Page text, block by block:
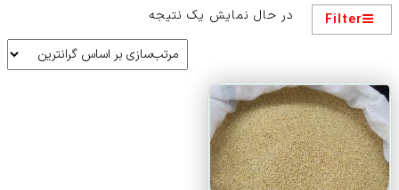
Filter در حال نمایش یک نتیجه